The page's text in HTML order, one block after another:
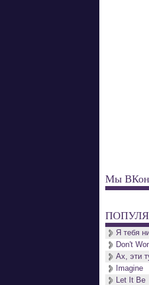
Мы
Я тебя
Don't
Ах, эти
Imagine
Let It Be